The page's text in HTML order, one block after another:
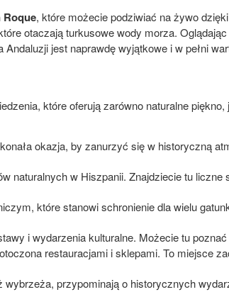
Roque, które możecie podziwiać na żywo
otaczają turkusowe wody morza.
jest naprawdę wyjątkowe i w pełni
które oferują zarówno naturalne
okazja, by zanurzyć się w historyczną
naturalnych w Hiszpanii. Znajdziecie tu
które stanowi schronienie dla wielu
i wydarzenia kulturalne. Możecie tu
restauracjami i sklepami. To miejsce
przypominają o historycznych